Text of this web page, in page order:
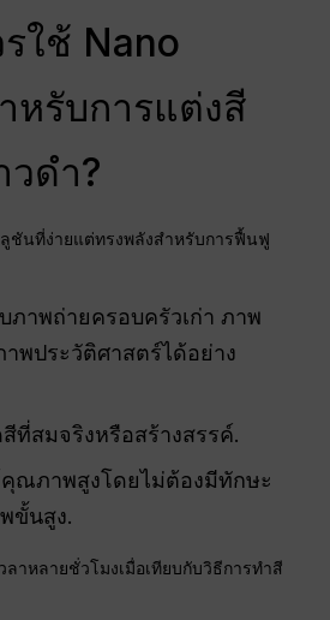
ใช้ Nano
หรับการแต่งสี
ดำ?
ชันที่ง่ายแต่ทรงพลังสำหรับการฟื้นฟู
ภาพถ่ายครอบครัวเก่า ภาพ
พประวัติศาสตร์ได้อย่าง
ที่สมจริงหรือสร้างสรรค์.
ณภาพสูงโดยไม่ต้องมีทักษะ
ขั้นสูง.
ลาหลายชั่วโมงเมื่อเทียบกับวิธีการทำสี